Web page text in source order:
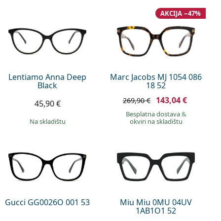
Lentiamo Anna Deep
Black
45,90 €
na skladištu
Marc Jacobs MJ 1054 086
18 52
AKCIJA −47%
269,90 € 143,04 €
Besplatna dostava&
okviri na skladištu
Gucci GG0026O 001 53 Miu Miu 0MU 04UV
1AB1O1 52